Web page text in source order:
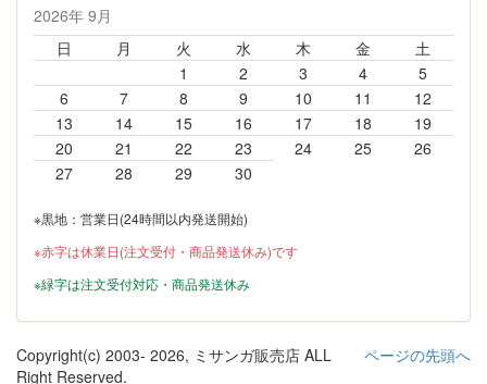
2026年 9月
日
月 火 水 木 金
土
1
2 3 4
5
6
7 8 9 10 11
12
13
14 15 16 17 18
19
20
21 22 23 24 25
26
27
28 29 30
※黒地：営業日(24時間以内発送開始)
※赤字は休業日(注文受付・商品発送休み)です
※緑字は注文受付対応・商品発送休み
ページの先頭へ
Copyright(c) 2003- 2026, ミサンガ販売店 ALL
Right Reserved.